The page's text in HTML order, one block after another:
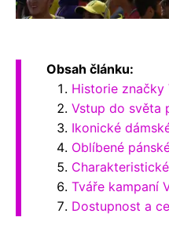
Obsah článku:
Historie značky
Vstup do světa
Ikonické
Oblíbené
Tváře kampaní
Dostupnost a